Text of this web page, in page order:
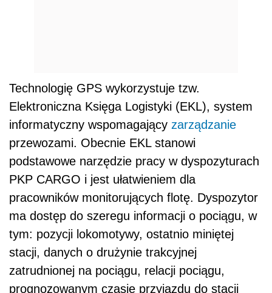
Technologię GPS wykorzystuje tzw.
Elektroniczna Księga Logistyki (EKL), system
informatyczny wspomagający zarządzanie
przewozami. Obecnie EKL stanowi
podstawowe narzędzie pracy w dyspozyturach
PKP CARGO i jest ułatwieniem dla
pracowników monitorujących flotę. Dyspozytor
ma dostęp do szeregu informacji o pociągu, w
tym: pozycji lokomotywy, ostatnio miniętej
stacji, danych o drużynie trakcyjnej
zatrudnionej na pociągu, relacji pociągu,
prognozowanym czasie przyjazdu do stacji